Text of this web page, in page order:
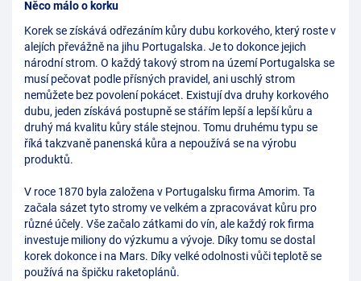
Něco málo o korku
Korek se získává odřezáním kůry dubu korkového, který roste v
alejích převážně na jihu Portugalska. Je to dokonce jejich
národní strom. O každý takový strom na území Portugalska se
musí pečovat podle přísných pravidel, ani uschlý strom
nemůžete bez povolení pokácet. Existují dva druhy korkového
dubu, jeden získává postupně se stářím lepší a lepší kůru a
druhý má kvalitu kůry stále stejnou. Tomu druhému typu se
říká takzvaně panenská kůra a nepoužívá se na výrobu
produktů.
V roce 1870 byla založena v Portugalsku firma Amorim. Ta
začala sázet tyto stromy ve velkém a zpracovávat kůru pro
různé účely. Vše začalo zátkami do vín, ale každý rok firma
investuje miliony do výzkumu a vývoje. Díky tomu se dostal
korek dokonce i na Mars. Díky velké odolnosti vůči teplotě se
používá na špičku raketoplánů.